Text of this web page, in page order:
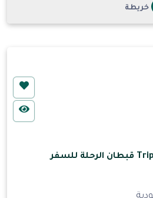
خريطة
Trip Captain Travel Agency قبطان الرحلة للسفر